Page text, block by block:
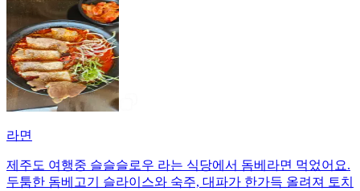
라면
제주도 여행중 슬슬슬로우 라는 식당에서 돔베라면 먹었어요.
두툼한 돔베고기 슬라이스와 숙주, 대파가 한가득 올려져 토치